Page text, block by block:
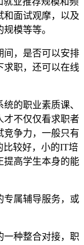
和面试观摩，以及
模等等。
间，是否可以安排
求职，还可以在线
的职业素质课、
才不仅仅看求职者
竞争力，一般只有
比较好，小的IT培
提高学生本身的能
专属辅导服务，或
一种整合对接，职